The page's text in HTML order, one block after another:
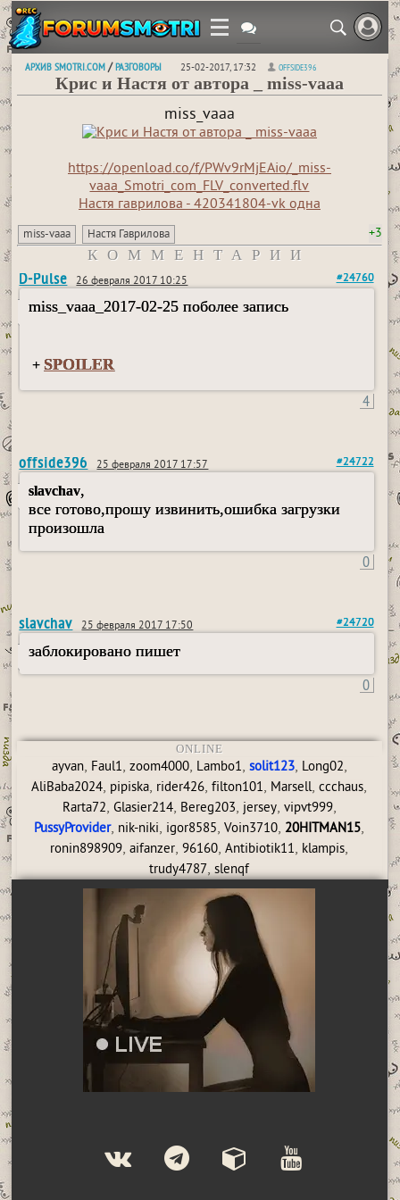
АРХИВ SMOTRI.COM /РАЗГОВОРЫ 25-02-2017, 17:32 OFFSIDE396
Крис и Настя от автора _ miss-vaaa
miss_vaaa
https://openload.co/f/PWv9rMjEAio/_miss-
vaaa_Smotri_com_FLV_converted.flv
Настя гаврилова - 420341804-vk одна
miss-vaaa Настя Гаврилова +3
КОММЕНТАРИИ
D-Pulse 26 февраля 2017 10:25 #24760
miss_vaaa_2017-02-25 поболее запись
+ SPOILER
4
offside396 25 февраля 2017 17:57 #24722
slavchav,
все готово,прошу извинить,ошибка загрузки
произошла
0
slavchav 25 февраля 2017 17:50 #24720
заблокировано пишет
0
ONLINE
ayvan, Faul1, zoom4000, Lambo1, solit123, Long02,
AliBaba2024, pipiska, rider426,filton101, Marsell,ccchaus,
Rarta72, Glasier214, Bereg203, jersey, vipvt999,
PussyProvider, nik-niki, igor8585,Voin3710, 20HITMAN15,
ronin898909,aifanzer,96160,Antibiotik11, klampis,
trudy4787,slenqf